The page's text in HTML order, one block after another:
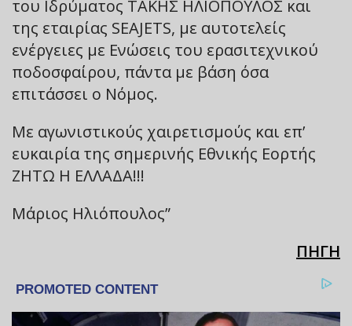
του Ιδρύματος ΤΑΚΗΣ ΗΛΙΟΠΟΥΛΟΣ και
της εταιρίας SEAJETS, με αυτοτελείς
ενέργειες με Ενώσεις του ερασιτεχνικού
ποδοσφαίρου, πάντα με βάση όσα
επιτάσσει ο Νόμος.
Με αγωνιστικούς χαιρετισμούς και επ’
ευκαιρία της σημερινής Εθνικής Εορτής
ΖΗΤΩ Η ΕΛΛΑΔΑ!!!
Μάριος Ηλιόπουλος”
ΠΗΓΗ